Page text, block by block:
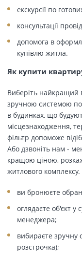
екскурсії по
консультації
допомога в
купівлю житла.
Як купити
Виберіть найкращий
зручною системою
в будинках, що
місцезнаходження,
фільтр допоможе
Або дзвоніть нам -
кращою ціною,
житлового
ви бронюєте
оглядаєте об'єкт у
менеджера;
вибираєте зручну
розстрочка);